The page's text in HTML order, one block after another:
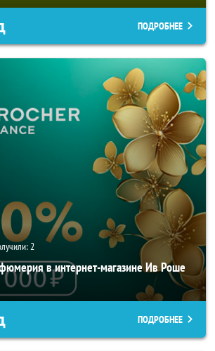
ПОДРОБНЕЕ
2
в интернет-магазине Ив Роше
ПОДРОБНЕЕ